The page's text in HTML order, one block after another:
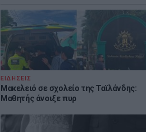
ΕΙΔΗΣΕΙΣ
Μακελειό σε σχολείο της Ταϊλάνδης:
Μαθητής άνοιξε πυρ